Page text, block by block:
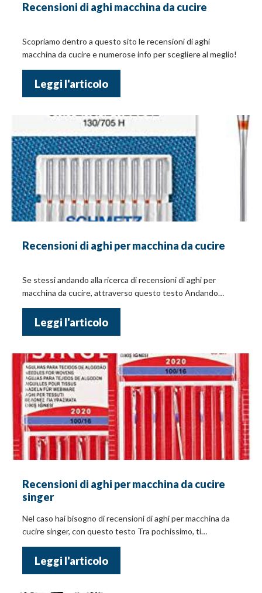
Recensioni di aghi macchina da cucire
Scopriamo dentro a questo sito le recensioni di aghi
macchina da cucire e numerose info per scegliere al meglio!
Leggi l'articolo
Recensioni di aghi per macchina da cucire
Se stessi andando alla ricerca di recensioni di aghi per
macchina da cucire, attraverso questo testo Andando
Leggi l'articolo
Recensioni di aghi per macchina da cucire
singer
Nel caso hai bisogno di recensioni di aghi per macchina da
cucire singer, con questo testo Tra pochissimo, ti
Leggi l'articolo